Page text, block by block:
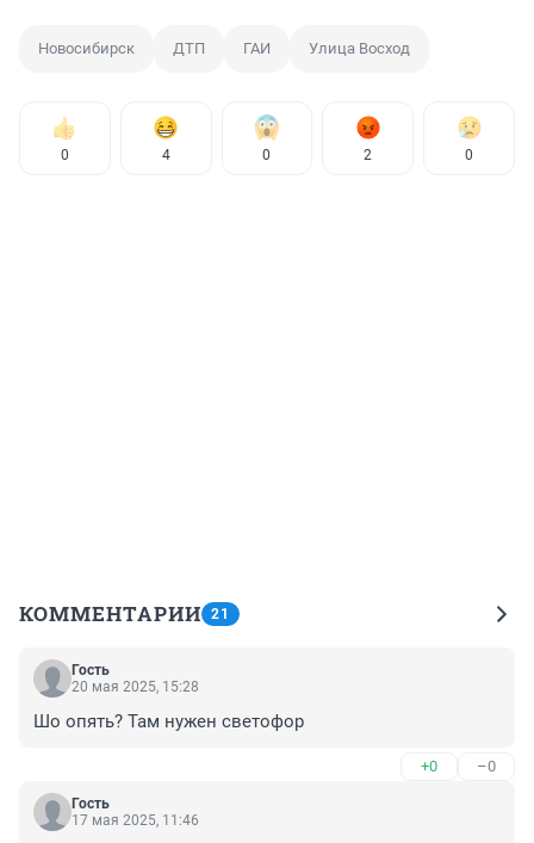
Новосибирск ДТП ГАИ Улица Восход
0 4 0 2 0
КОММЕНТАРИИ 21
Гость
20 мая 2025, 15:28
Шо опять? Там нужен светофор
+0 –0
Гость
17 мая 2025, 11:46